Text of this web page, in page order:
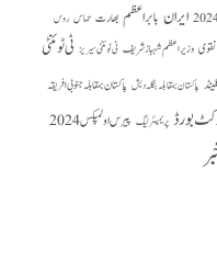
ایران بابر اعظم بھارت حماس روس
وزیراعظم شہباز شریف ٹی ٹوئنٹی سیریز ٹی ٹوئنٹی
پاکستان بمقابلہ بنگلہ دیش پاکستان بمقابلہ جنوبی افریقہ
بورڈ پریمیئر لیگ پیرس اولمپکس 2024